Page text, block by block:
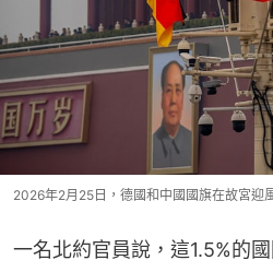
2026年2月25日，德國和中國國旗在故宮迎
一名北約官員說，這1.5%的